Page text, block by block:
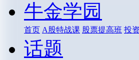
牛金学园
首页 A股特战课 股票提高班 投
话题